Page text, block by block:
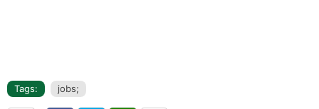
Tags: jobs;